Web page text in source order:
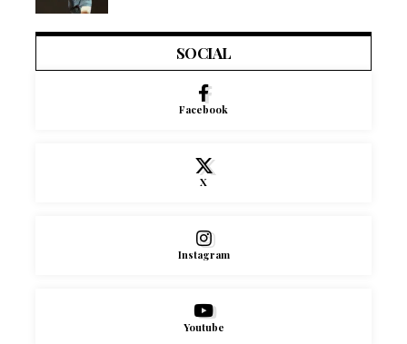
SOCIAL
Facebook
X
Instagram
Youtube